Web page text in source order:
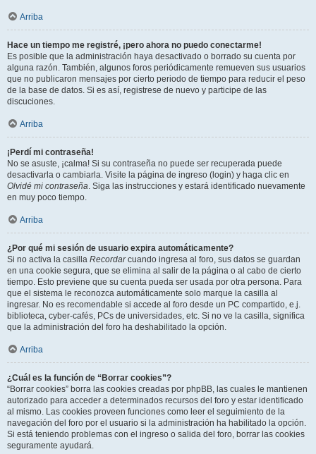
Arriba
Hace un tiempo me registré, ¡pero ahora no puedo conectarme!
Es posible que la administración haya desactivado o borrado su cuenta por
alguna razón. También, algunos foros periódicamente remueven sus usuarios
que no publicaron mensajes por cierto periodo de tiempo para reducir el peso
de la base de datos. Si es así, registrese de nuevo y participe de las
discuciones.
Arriba
¡Perdí mi contraseña!
No se asuste, ¡calma! Si su contraseña no puede ser recuperada puede
desactivarla o cambiarla. Visite la página de ingreso (login) y haga clic en
Olvidé mi contraseña. Siga las instrucciones y estará identificado nuevamente
en muy poco tiempo.
Arriba
¿Por qué mi sesión de usuario expira automáticamente?
Si no activa la casilla Recordarcuando ingresa al foro, sus datos se guardan
en una cookie segura, que se elimina al salir de la página o al cabo de cierto
tiempo. Esto previene que su cuenta pueda ser usada por otra persona. Para
que el sistema le reconozca automáticamente solo marque la casilla al
ingresar. No es recomendable si accede al foro desde un PC compartido, e.j.
biblioteca, cyber-cafés, PCs de universidades, etc. Si no ve la casilla, significa
que la administración del foro ha deshabilitado la opción.
Arriba
¿Cuál es la función de “Borrar cookies”?
“Borrar cookies” borra las cookies creadas por phpBB, las cuales le mantienen
autorizado para acceder a determinados recursos del foro y estar identificado
al mismo. Las cookies proveen funciones como leer el seguimiento de la
navegación del foro por el usuario si la administración ha habilitado la opción.
Si está teniendo problemas con el ingreso o salida del foro, borrar las cookies
seguramente ayudará.